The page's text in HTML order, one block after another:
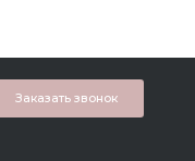
Заказать звонок